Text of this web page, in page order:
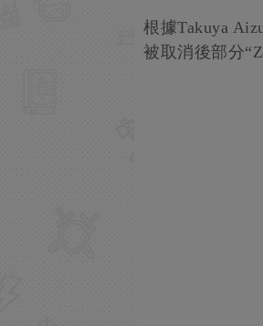
根據Takuya
被取消後部分